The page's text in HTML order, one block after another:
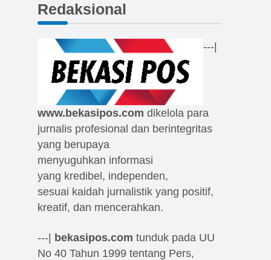
Redaksional
---|
www.bekasipos.com dikelola para
jurnalis profesional dan berintegritas
yang berupaya
menyuguhkan informasi
yang kredibel, independen,
sesuai kaidah jurnalistik yang positif,
kreatif, dan mencerahkan.
---| bekasipos.com tunduk pada UU
No 40 Tahun 1999 tentang Pers,